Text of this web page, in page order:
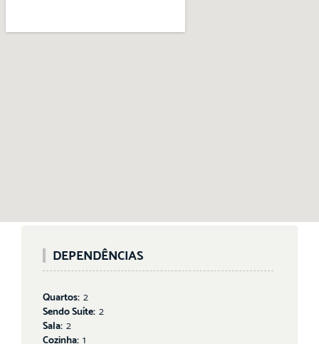
DEPENDÊNCIAS
Quartos: 2
Sendo Suíte: 2
Sala: 2
Cozinha: 1